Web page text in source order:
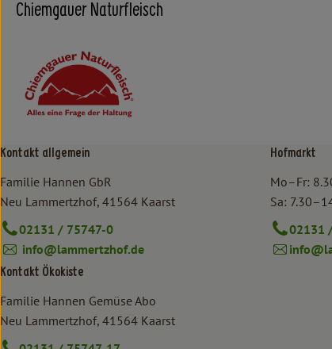
Chiemgauer Naturfleisch
Kontakt allgemein
Familie Hannen GbR
Neu Lammertzhof, 41564 Kaarst
02131 / 75747-0
info@lammertzhof.de
Kontakt Ökokiste
Familie Hannen Gemüse Abo
Neu Lammertzhof, 41564 Kaarst
Hofmarkt
Mo–Fr:
Sa:
02131